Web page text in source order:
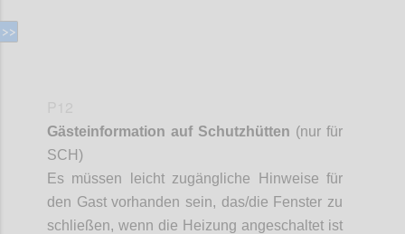
Gästeinformation auf Schutzhütten (nur für
SCH)
Es müssen leicht zugängliche Hinweise für
den Gast vorhanden sein, das/die Fenster zu
schließen, wenn die Heizung angeschaltet ist